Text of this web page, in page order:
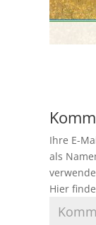
Ihre E-
als
Hier